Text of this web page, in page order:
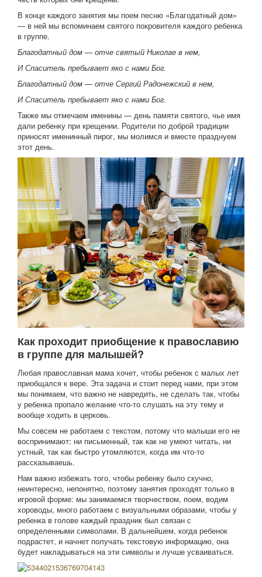
В конце каждого занятия мы поем песню «Благодатный дом»
— в ней мы вспоминаем святого покровителя каждого ребенка
в группе.
Благодатный дом — отче святый Николае в нем,
И Спаситель пребывает яко с нами Бог.
Благодатный дом — отче Сергий Радонежский в нем,
И Спаситель пребывает яко с нами Бог.
Также мы отмечаем именины — день памяти святого, чье имя
дали ребенку при крещении. Родители по доброй традиции
приносят именинный пирог, мы молимся и вместе празднуем
этот день.
Как проходит приобщение к православию
в группе для малышей?
Любая православная мама хочет, чтобы ребенок с малых лет
приобщался к вере. Эта задача и стоит перед нами, при этом
мы понимаем, что важно не навредить, не сделать так, чтобы
у ребенка пропало желание что-то слушать на эту тему и
вообще ходить в церковь.
Мы совсем не работаем с текстом, потому что малыши его не
воспринимают: ни письменный, так как не умеют читать, ни
устный, так как быстро утомляются, когда им что-то
рассказываешь.
Нам важно избежать того, чтобы ребенку было скучно,
неинтересно, непонятно, поэтому занятия проходят только в
игровой форме: мы занимаемся творчеством, поем, водим
хороводы, много работаем с визуальными образами, чтобы у
ребенка в голове каждый праздник был связан с
определенными символами. В дальнейшем, когда ребенок
подрастет, и начнет получать текстовую информацию, она
будет накладываться на эти символы и лучше усваиваться.